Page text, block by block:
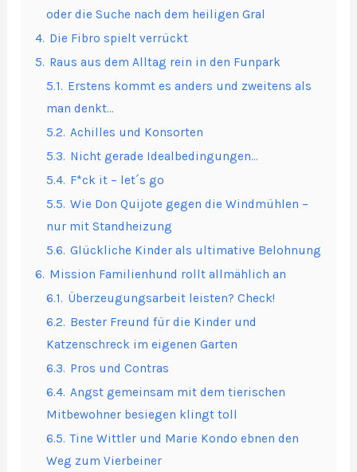
oder die Suche nach dem heiligen Gral
4. Die Fibro spielt verrückt
5. Raus aus dem Alltag rein in den Funpark
5.1. Erstens kommt es anders und zweitens als
man denkt…
5.2. Achilles und Konsorten
5.3. Nicht gerade Idealbedingungen…
5.4. F*ck it – let´s go
5.5. Wie Don Quijote gegen die Windmühlen –
nur mit Standheizung
5.6. Glückliche Kinder als ultimative Belohnung
6. Mission Familienhund rollt allmählich an
6.1. Überzeugungsarbeit leisten? Check!
6.2. Bester Freund für die Kinder und
Katzenschreck im eigenen Garten
6.3. Pros und Contras
6.4. Angst gemeinsam mit dem tierischen
Mitbewohner besiegen klingt toll
6.5. Tine Wittler und Marie Kondo ebnen den
Weg zum Vierbeiner